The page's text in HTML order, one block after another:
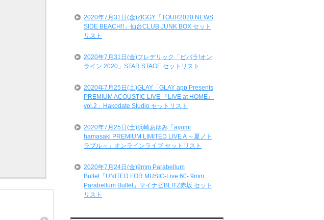
2020年7月31日(金)ZIGGY「TOUR2020 NEWS
SIDE BEACH!!」仙台CLUB JUNK BOX セット
リスト
2020年7月31日(金)フレデリック「ビバラ!オン
ライン 2020」STAR STAGE セットリスト
2020年7月25日(土)GLAY「GLAY app Presents
PREMIUM ACOUSTIC LIVE 『LIVE at HOME』
vol.2」Hakodate Studio セットリスト
2020年7月25日(土)浜崎あゆみ「ayumi
hamasaki PREMIUM LIMITED LIVE A ～夏ノト
ラブル～」オンラインライブ セットリスト
2020年7月24日(金)9mm Parabellum
Bullet「UNITED FOR MUSIC-Live 60- 9mm
Parabellum Bullet」マイナビBLITZ赤坂 セット
リスト